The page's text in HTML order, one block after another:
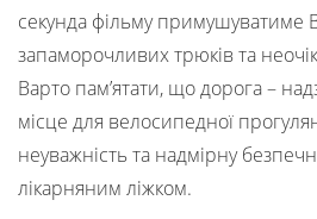
секунда фільму примушуватиме
запаморочливих трюків та
Варто пам’ятати, що дорога –
місце для велосипедної
неуважність та надмірну
лікарняним ліжком.